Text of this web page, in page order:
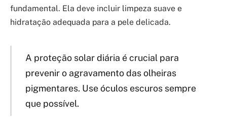
fundamental. Ela deve incluir limpeza suave e
hidratação adequada para a pele delicada.
A proteção solar diária é crucial para
prevenir o agravamento das olheiras
pigmentares. Use óculos escuros sempre
que possível.